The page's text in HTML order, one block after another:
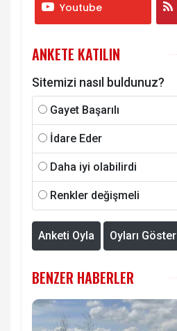
Youtube
ANKETE KATILIN
Sitemizi nasıl buldunuz?
Gayet Başarılı
İdare Eder
Daha iyi olabilirdi
Renkler değişmeli
Anketi Oyla Oyları Göster
BENZER HABERLER